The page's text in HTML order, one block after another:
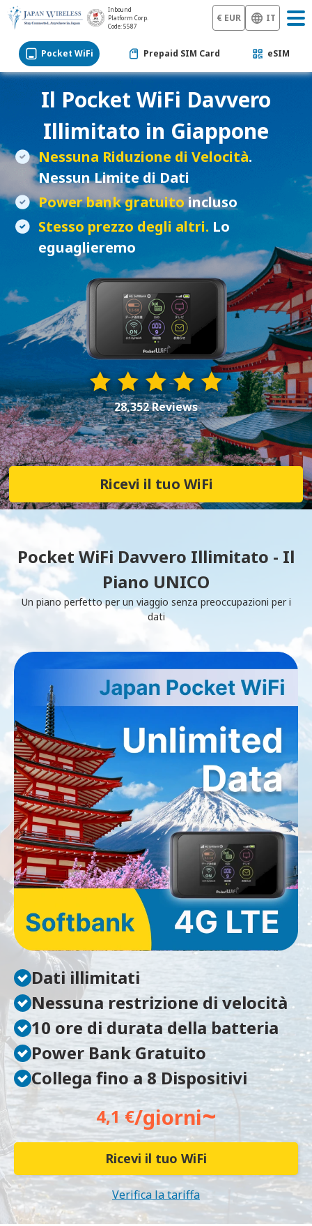
Inbound
Platform Corp.
Code: 5587
€ EUR IT
Pocket WiFi Prepaid SIM Card eSIM
Il Pocket WiFi Davvero
Illimitato in Giappone
Nessuna Riduzione di Velocità.
Nessun Limite di Dati
Power bank gratuitoincluso
Stesso prezzo degli altri. Lo
eguaglieremo
28,352 Reviews
Ricevi il tuo WiFi
Pocket WiFi Davvero Illimitato - Il
Piano UNICO
Un piano perfetto per un viaggio senza preoccupazioni per i
dati
Dati illimitati
Nessuna restrizione di velocità
10 ore di durata della batteria
Power Bank Gratuito
Collega fino a 8 Dispositivi
4,1 €/giorni~
Ricevi il tuo WiFi
Verifica la tariffa